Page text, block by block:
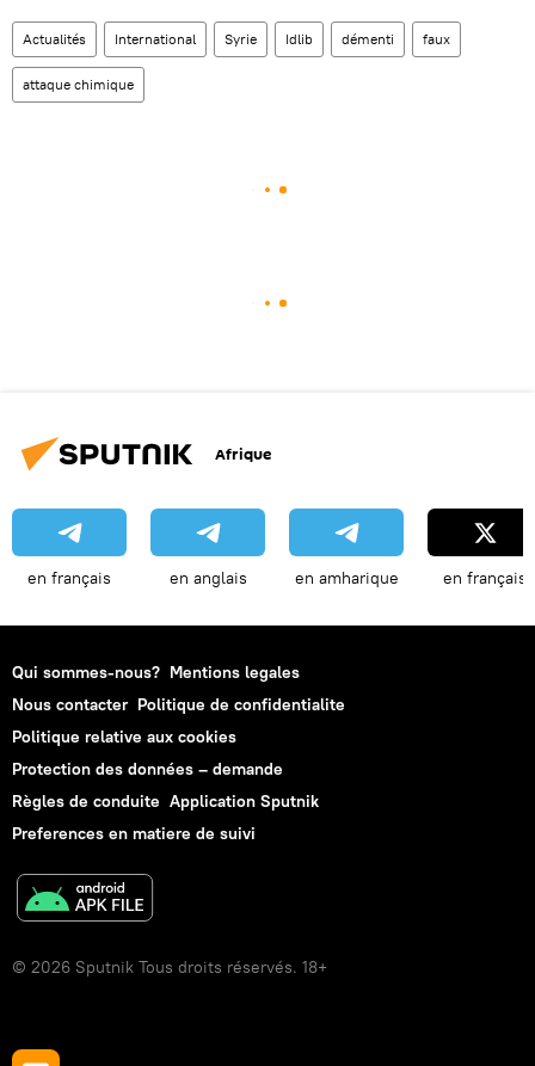
Actualités International Syrie Idlib démenti faux
attaque chimique
Afrique
en français en anglais en amharique en français
Qui sommes-nous? Mentions legales
Nous contacter Politique de confidentialite
Politique relative aux cookies
Protection des données – demande
Règles de conduite Application Sputnik
Preferences en matiere de suivi
© 2026 Sputnik Tous droits réservés. 18+